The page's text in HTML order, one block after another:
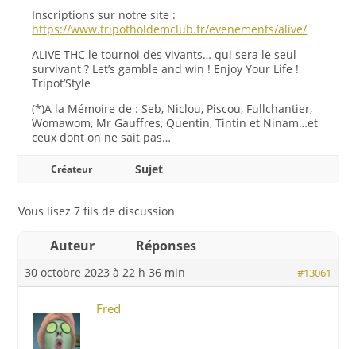
Inscriptions sur notre site :
https://www.tripotholdemclub.fr/evenements/alive/
ALIVE THC le tournoi des vivants… qui sera le seul
survivant ? Let’s gamble and win ! Enjoy Your Life !
Tripot’Style
(*)A la Mémoire de : Seb, Niclou, Piscou, Fullchantier,
Womawom, Mr Gauffres, Quentin, Tintin et Ninam…et
ceux dont on ne sait pas…
Créateur Sujet
Vous lisez 7 fils de discussion
Auteur Réponses
30 octobre 2023 à 22 h 36 min #13061
Fred